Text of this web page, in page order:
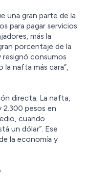
una gran parte de la
para pagar servicios
más la
porcentaje de la
resignó consumos
nafta más cara”,
directa. La nafta,
2.300 pesos en
cuando
un dólar”. Ese
la economía y